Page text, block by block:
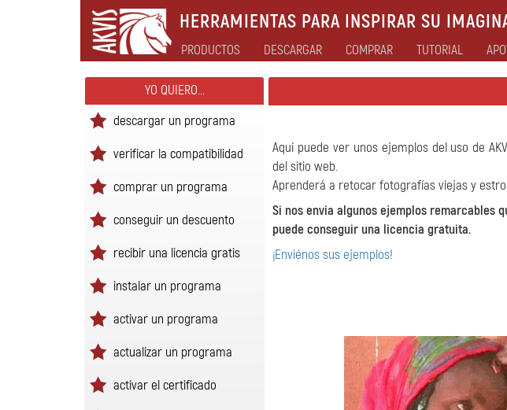
HERRAMIENTAS PARA INSPIRAR SU
PRODUCTOS DESCARGAR COMPRAR TUTORIAL
YO QUIERO...
descargar un programa
verificar la compatibilidad
comprar un programa
conseguir un descuento
recibir una licencia gratis
instalar un programa
activar un programa
actualizar un programa
activar el certificado
Aquí puede ver unos ejemplos del uso de
del sitio web.
Aprenderá a retocar fotografías viejas y
Si nos envia algunos ejemplos remarcables
puede conseguir una licencia gratuita.
¡Enviénos sus ejemplos!